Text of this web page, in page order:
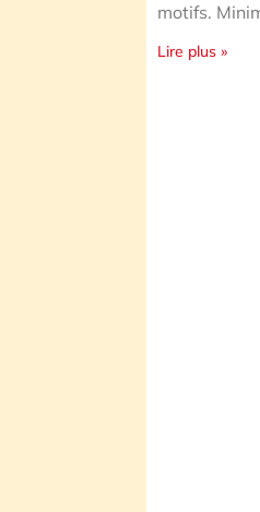
motifs.
Lire plus »